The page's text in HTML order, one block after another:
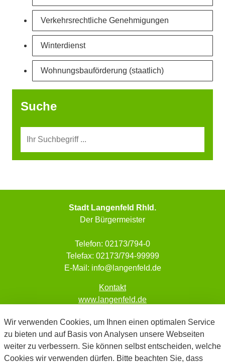
Verkehrsrechtliche Genehmigungen
Winterdienst
Wohnungsbauförderung (staatlich)
Suche
Stadt Langenfeld Rhld.
Der Bürgermeister
Telefon: 02173/794-0
Telefax: 02173/794-99999
E-Mail: info@langenfeld.de
Kontakt
www.langenfeld.de
Datenschutz
Barrierefreiheit
Cookie-Richtlinie
FAQ
Wir verwenden Cookies, um Ihnen einen optimalen Service
zu bieten und auf Basis von Analysen unsere Webseiten
weiter zu verbessern. Sie können selbst entscheiden, welche
Cookies wir verwenden dürfen. Bitte beachten Sie, dass